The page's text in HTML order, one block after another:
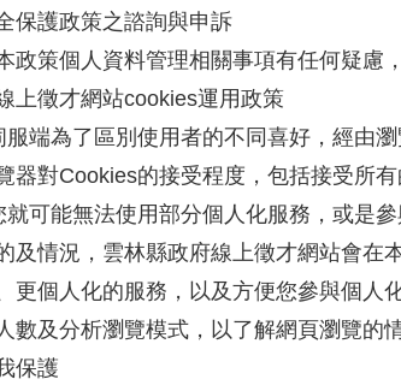
保護政策之諮詢與申訴
政策個人資料管理相關事項有任何疑慮
上徵才網站cookies運用政策
服端為了區別使用者的不同喜好，經由
器對Cookies的接受程度，包括接受所
可能無法使用部分個人化服務，或是參
及情況，雲林縣政府線上徵才網站會在
更個人化的服務，以及方便您參與個人
數及分析瀏覽模式，以了解網頁瀏覽的
保護